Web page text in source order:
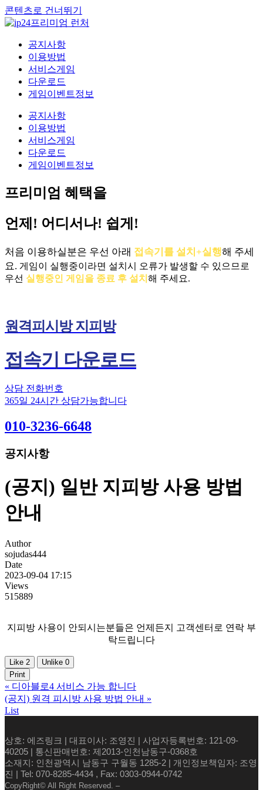
콘텐츠로 건너뛰기
공지사항
이용방법
서비스게임
다운로드
게임이벤트정보
공지사항
이용방법
서비스게임
다운로드
게임이벤트정보
프리미엄 혜택을
언제! 어디서나! 쉽게!
처음 이용하실분은 우선 아래 접속기를 설치+실행해 주세
요. 게임이 실행중이라면 설치시 오류가 발생할 수 있으므로
우선 실행중인 게임을 종료 후 설치 해 주세요.
원격피시방 지피방
접속기 다운로드
상담 전화번호
365일 24시간 상담가능합니다
010-3236-6648
공지사항
(공지) 일반 지피방 사용 방법
안내
Author
sojudas444
Date
2023-09-04 17:15
Views
515889
지피방 사용이 안되시는분들은 언제든지 고객센터로 연락 부
탁드립니다
Like 2 Unlike 0
Print
« 디아블로4 서비스 가능 합니다
(공지) 원격 피시방 사용 방법 안내 »
List
상호: 에즈링크 | 대표이사: 조영진 | 사업자등록번호: 121-09-
40205 | 통신판매번호: 제2013-인천남동구-0368호
소재지: 인천광역시 남동구 구월동 1285-2 | 개인정보책임자: 조영
진 | Tel: 070-8285-4434 , Fax: 0303-0944-0742
CopyRight© All Right Reserved. –